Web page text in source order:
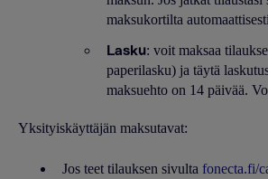
maksukortilta
Lasku: voit maksaa
paperilasku) ja täytä
maksuehto on 14 päivää.
Yksityiskäyttäjän maksutavat:
Jos teet tilauksen sivulta fonecta.fi/